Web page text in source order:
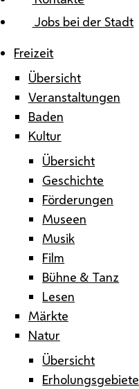
Jobs bei der Stadt
Freizeit
Übersicht
Veranstaltungen
Baden
Kultur
Übersicht
Geschichte
Förderungen
Museen
Musik
Film
Bühne & Tanz
Lesen
Märkte
Natur
Übersicht
Erholungsgebiete